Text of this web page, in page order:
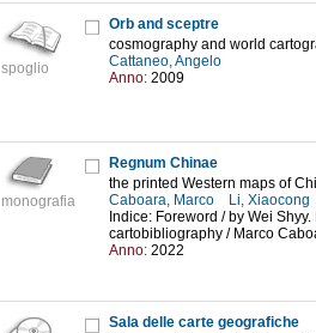
spoglio
Orb and sceptre
cosmography and world
Cattaneo, Angelo
Anno: 2009
monografia
Regnum Chinae
the printed Western maps of
Caboara, Marco
Li, Xiaocong
Indice: Foreword / by Wei
cartobibliography / Marco
Anno: 2022
Sala delle carte geografiche